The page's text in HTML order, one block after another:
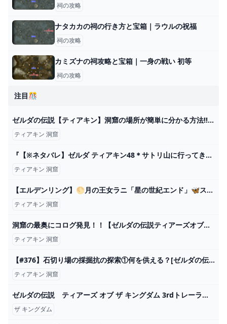
祠の攻略
ナタカカの祠の行き方と宝箱｜ラウルの祝福
祠の攻略
カミズナの祠攻略と宝箱｜一身の戦い 初等
祠の攻略
注目🎊
ゼルダの伝説【ティアキン】洞窟の場所が簡単に分かる方法!! マヨイの落とし物見つけるのが楽になるかも？ - YouTube
ティアキン 洞窟
『【※ネタバレ】ゼルダ ティアキン48＊サトリ山に行ってきた』
ティアキン 洞窟
【エルデンリング】🌕月の王女ラニ「星の世紀エンド」🦋ストーリー完全初見🦋《ELDEN RING​》Ranni Story #50 初心者 攻略 DLC発売迄クリアへ！探索・NPCイベント - YouTube
ティアキン 洞窟
洞窟の最奥にコログ発見！！【ゼルダの伝説ティアーズオブザキングダム】#ティアキン - YouTube
ティアキン 洞窟
【#376】石切り場の採掘抗の探索①何を供える？[ゼルダの伝説 ティアーズ オブ ザ キングダム] - YouTube
ティアキン 洞窟
ゼルダの伝説 ティアーズ オブ ザ キングダム 3rdトレーラー - YouTube
ザ キングダム